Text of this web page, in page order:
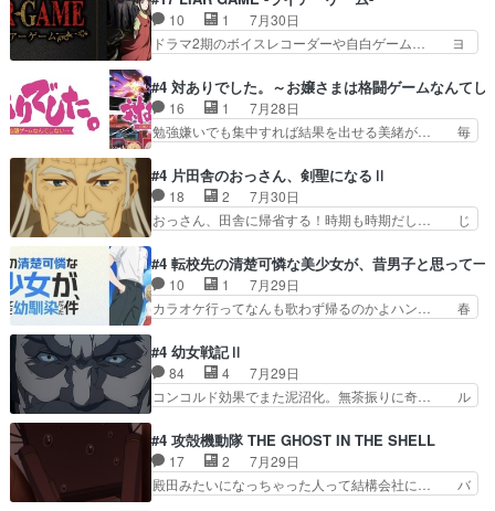
れww唐突な作画力の正… なんか今日はかなり一
瞬で終わっちまったっ… 先週と比べてまだまとも
に見えた。4話は過…
さんと姉弟の母との出会いの話やはりダ… ダラさ
んの過去話も佳境…げに恐ろしいは人… 第５話感
想：２人の過剰な貢ぎ物?の礼とし… 第５話感
系列が4話と入れ替わってるのね… こんなデカイ
のどうやって運ぶんだよ！？姉… ダラさん、人型
形態にもなれるんか!?w髪…
10 1
7月30日
ドラマ2期のボイスレコーダーや自白ゲーム… ヨ
国の奴らも馬鹿が多いが、夜の国も同じ… ご視聴
ありがとうございました来週もよろし… 握った◯
治郎（中の人的に）仲間であるプレ… ヨコヤの頭
の回転の速さと人間の心理を利用… 夜の国のヨコ
で夜の国の独裁支配を強化、… やはりヨコヤいい
ですね。昼の国が勝てる流… 役で出演いたしまし
た。次回も緊張が止まり…
#4 対ありでした。～お嬢さまは格闘ゲームなんてし
16 1
7月28日
勉強嫌いでも集中すれば結果を出せる美緒が… 毎
なゲームも相手が強すぎるとやる気無く… テー
マ：テスト勉強と大会感想は、美緒がテ… すげー
ーーーーーーーー良い……。女性声優… 深夜の格
ゲー対戦よりテストの方がよっぽど… 真剣に授業
ストに向けて勉強会！美緒ちゃ… 受験勉強と戦闘
の2択なら戦闘を選ぶ娘w美… 勉強嫌いでバトル
を選ぶって、ひぐらしの沙…
#4 片田舎のおっさん、剣聖になるⅡ
18 2
7月30日
おっさん、田舎に帰省する！時期も時期だし… じ
れない爺さんには夢が詰まってると思う… クル
ニ、ヘンブリッツ、ミュイと一緒におっ… 帰省、
お供ヒロインはクルニ。順番的には確… 父親から
手紙が来た。サーベルボアの退治の… ここでヘン
家に帰ることに・ベリルはミュ… おっさんの親と
なるとお爺ちゃんだよね孫扱… ・ベリル、実家に
帰ることに・ベリルはミュ…
#4 転校先の清楚可憐な美少女が、昔男子と思って一
10 1
7月29日
カラオケ行ってなんも歌わず帰るのかよハン… 春
やらあの女優さんが春希のお母さんのよ… 春希ち
ゃん姫ちゃんに野菜の子も凄え可愛い… 隼人くん
のスマホを買いに行ってたけど完全… 第４話を
U-NEXTで視聴しました。視聴… スマホを買うた
見始めてたけどなんだかん… いきなりシリアス展
開ぶち込んでくるじゃん… 春希の家庭事情は複
雑。食事とか隼人が親身…
#4 幼女戦記Ⅱ
84 4
7月29日
コンコルド効果でまた泥沼化。無茶振りに奇… ル
グを更新しました!!宜しければ、是非… 計画通り
にはいかないね笑やり遂げた(ほぼ… 今回もター
ニャに不都合なことがあったりし… 白髪の男性が
語った家族を失った喪無感が、… 連邦に対して有
#4 攻殻機動隊 THE GHOST IN THE SHELL
17 2
7月29日
殿田みたいになっちゃった人って結構会社に… バ